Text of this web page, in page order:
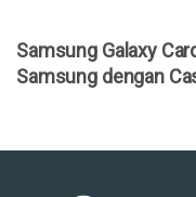
Samsung Galaxy
Samsung dengan